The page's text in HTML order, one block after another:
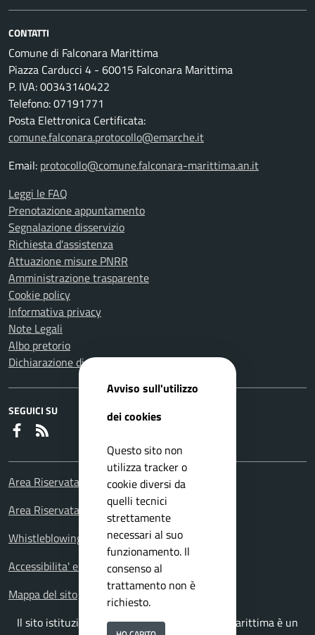
CONTATTI
Comune di Falconara Marittima
Piazza Carducci 4 - 60015 Falconara Marittima
P. IVA: 00343140422
Telefono: 07191771
Posta Elettronica Certificata:
comune.falconara.protocollo@emarche.it
Email: protocollo@comune.falconara-marittima.an.it
Leggi le FAQ
Prenotazione appuntamento
Segnalazione disservizio
Richiesta d'assistenza
Attuazione misure PNRR
Amministrazione trasparente
Cookie policy
Informativa privacy
Note Legali
Albo pretorio
Dichiarazione di accessibilità
SEGUICI SU
Faceboook
Area Riservata Consiglieri Comunali
Area Riservata Polizia Locale
Whistleblowing – Segnalazioni illeciti
Accessibilita' e meccanismo di feedback
Mappa del sito
Il sito istituzionale del Comune di Falconara Marittima è un
Avviso sull'utilizzo
dei cookies
Questo sito non
utilizza tracker o
cookie diversi da
quelli tecnici
strettamente
necessari al suo
funzionamento. Il
consenso al
trattamento non è
richiesto.